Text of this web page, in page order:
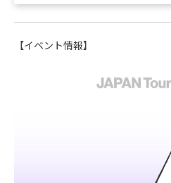
【イベント情報】